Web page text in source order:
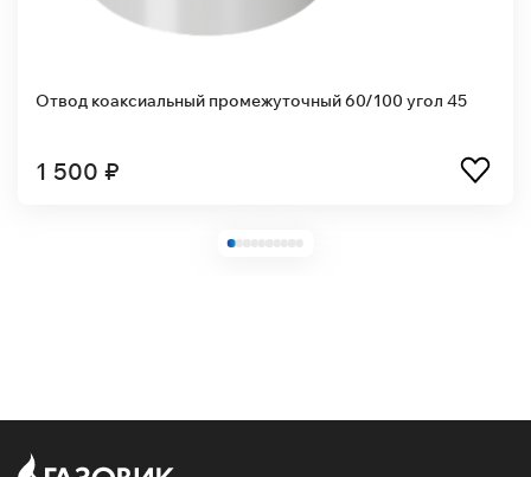
Отвод коаксиальный промежуточный 60/100 угол 45
1 500 ₽